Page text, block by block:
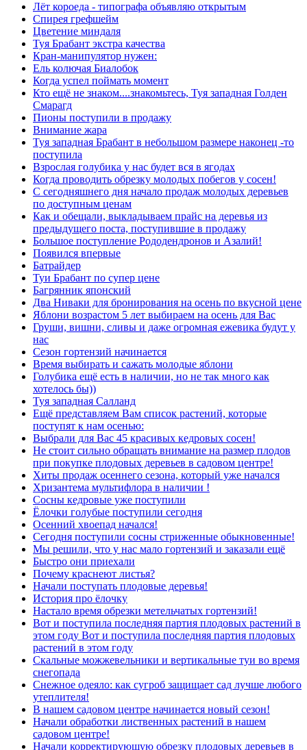
Лёт короеда - типографа объявляю открытым
Спирея грефшейм
Цветение миндаля
Туя Брабант экстра качества
Кран-манипулятор нужен:
Ель колючая Биалобок
Когда успел поймать момент
Кто ещё не знаком....знакомьтесь, Туя западная Голден
Смарагд
Пионы поступили в продажу
Внимание жара
Туя западная Брабант в небольшом размере наконец -то
поступила
Взрослая голубика у нас будет вся в ягодах
Когда проводить обрезку молодых побегов у сосен!
С сегодняшнего дня начало продаж молодых деревьев
по доступным ценам
Как и обещали, выкладываем прайс на деревья из
предыдущего поста, поступившие в продажу
Большое поступление Рододендронов и Азалий!
Появился впервые
Батрайдер
Туи Брабант по супер цене
Багрянник японский
Два Ниваки для бронирования на осень по вкусной цене
Яблони возрастом 5 лет выбираем на осень для Вас
Груши, вишни, сливы и даже огромная ежевика будут у
нас
Сезон гортензий начинается
Время выбирать и сажать молодые яблони
Голубика ещё есть в наличии, но не так много как
хотелось бы))
Туя западная Салланд
Ещё представляем Вам список растений, которые
поступят к нам осенью:
Выбрали для Вас 45 красивых кедровых сосен!
Не стоит сильно обращать внимание на размер плодов
при покупке плодовых деревьев в садовом центре!
Хиты продаж осеннего сезона, который уже начался
Хризантема мультифлора в наличии !
Сосны кедровые уже поступили
Ёлочки голубые поступили сегодня
Осенний хвоепад начался!
Сегодня поступили сосны стриженные обыкновенные!
Мы решили, что у нас мало гортензий и заказали ещё
Быстро они приехали
Почему краснеют листья?
Начали поступать плодовые деревья!
История про ёлочку
Настало время обрезки метельчатых гортензий!
Вот и поступила последняя партия плодовых растений в
этом году Вот и поступила последняя партия плодовых
растений в этом году
Скальные можжевельники и вертикальные туи во время
снегопада
Снежное одеяло: как сугроб защищает сад лучше любого
утеплителя!
В нашем садовом центре начинается новый сезон!
Начали обработки лиственных растений в нашем
садовом центре!
Начали корректирующую обрезку плодовых деревьев в